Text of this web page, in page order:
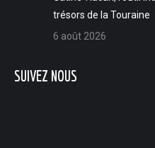
trésors de la Touraine
6 août 2026
SUIVEZ NOUS